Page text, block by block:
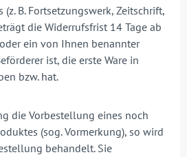
B. Fortsetzungswerk, Zeitschrift,
die Widerrufsfrist 14 Tage ab
ein von Ihnen benannter
ist, die erste Ware in
bzw. hat.
die Vorbestellung eines noch
(sog. Vormerkung), so wird
behandelt. Sie